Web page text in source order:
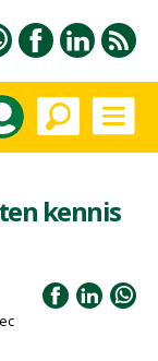
kennis